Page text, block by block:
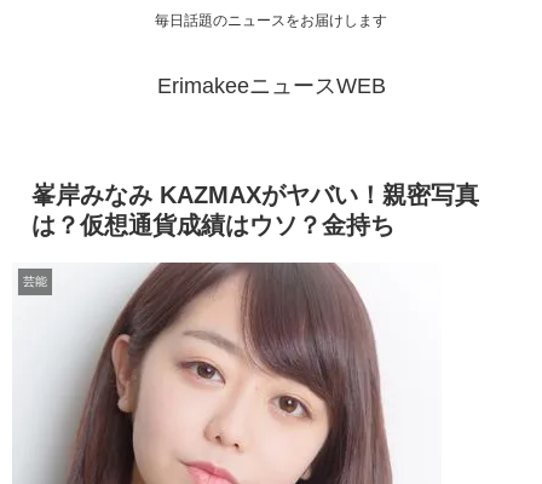
毎日話題のニュースをお届けします
ErimakeeニュースWEB
峯岸みなみ KAZMAXがヤバい！親密写真
は？仮想通貨成績はウソ？金持ち
芸能